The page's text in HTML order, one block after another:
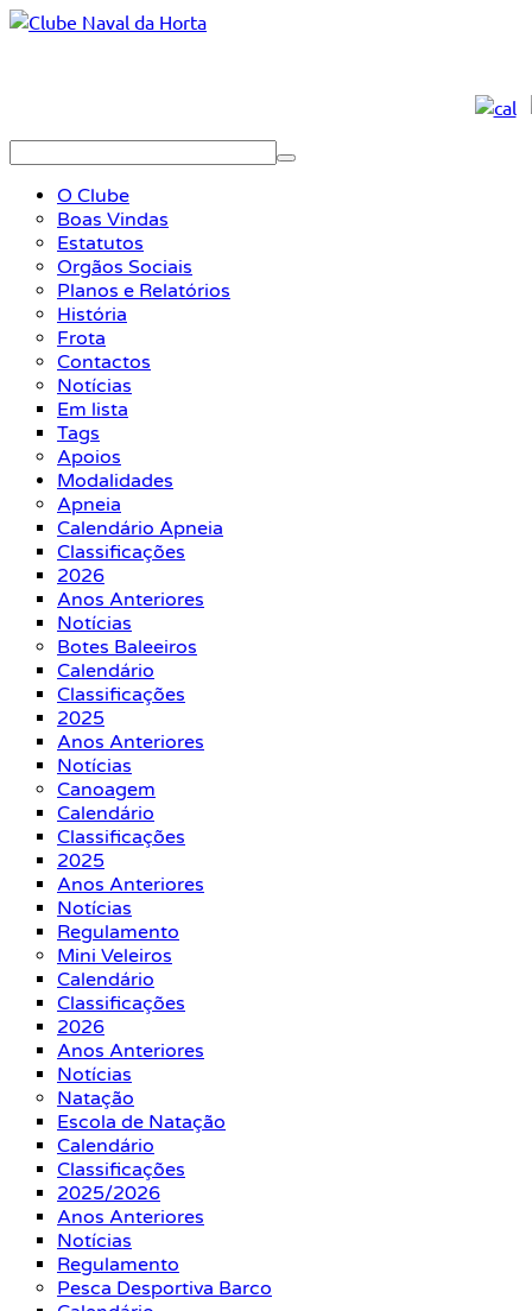
O Clube
Boas Vindas
Estatutos
Orgãos Sociais
Planos e Relatórios
História
Frota
Contactos
Notícias
Em lista
Tags
Apoios
Modalidades
Apneia
Calendário Apneia
Classificações
2026
Anos Anteriores
Notícias
Botes Baleeiros
Calendário
Classificações
2025
Anos Anteriores
Notícias
Canoagem
Calendário
Classificações
2025
Anos Anteriores
Notícias
Regulamento
Mini Veleiros
Calendário
Classificações
2026
Anos Anteriores
Notícias
Natação
Escola de Natação
Calendário
Classificações
2025/2026
Anos Anteriores
Notícias
Regulamento
Pesca Desportiva Barco